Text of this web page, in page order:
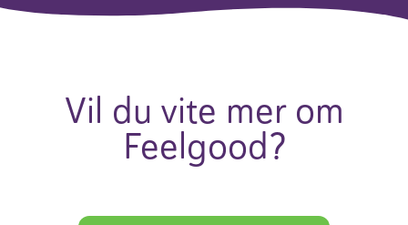
Vil du vite mer om
Feel­good?